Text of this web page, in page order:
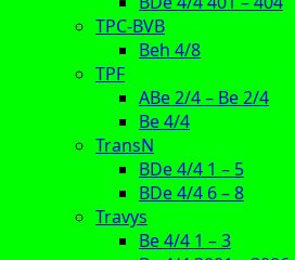
TPC-BVB
Beh 4/8
TPF
ABe 2/4 – Be 2/4
Be 4/4
TransN
BDe 4/4 1 – 5
BDe 4/4 6 – 8
Travys
Be 4/4 1 – 3